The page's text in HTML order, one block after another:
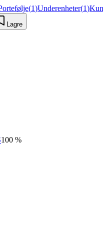
(1)Underenheter(1)
Lagre
100 %